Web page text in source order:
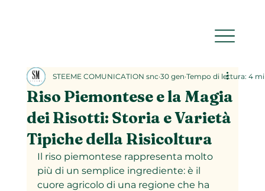
Riso Piemontese e la Magia
dei Risotti: Storia e Varietà
Tipiche della Risicoltura
STEEME COMUNICATION snc 30 gen Tempo di lettura: 4
Il riso piemontese rappresenta molto
più di un semplice ingrediente: è il
cuore agricolo di una regione che ha